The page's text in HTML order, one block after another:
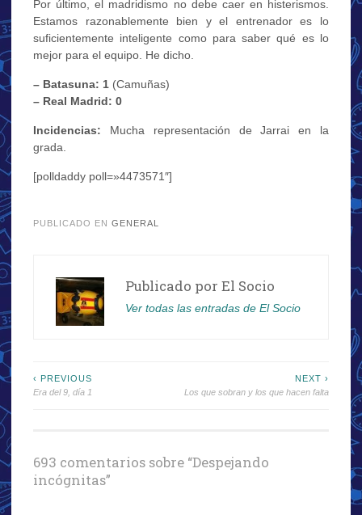
Por último, el madridismo no debe caer en histerismos.
Estamos razonablemente bien y el entrenador es lo
suficientemente inteligente como para saber qué es lo
mejor para el equipo. He dicho.
– Batasuna: 1 (Camuñas)
– Real Madrid: 0
Incidencias: Mucha representación de Jarrai en la
grada.
[polldaddy poll=»4473571″]
PUBLICADO EN GENERAL
Publicado por El Socio
Ver todas las entradas de El Socio
Navegación
‹ PREVIOUS
Era del 9, día 1
NEXT ›
Los que sobran y los que hacen falta
693 comentarios sobre “Despejando
incógnitas”